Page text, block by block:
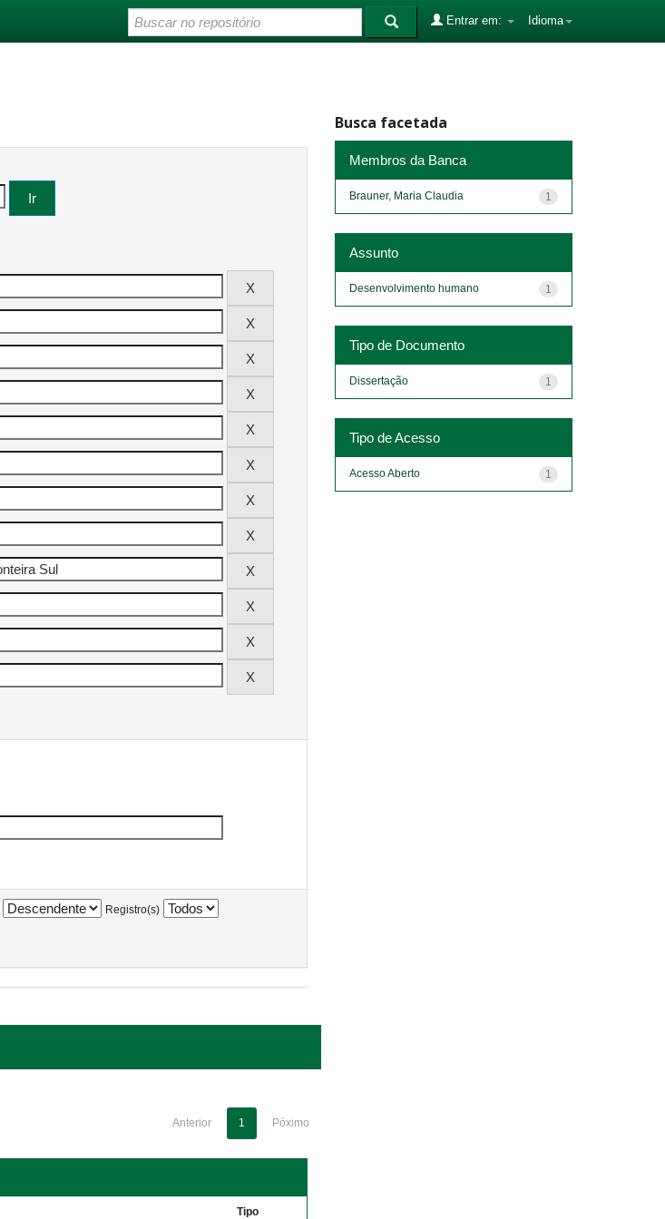
Idioma
Entrar em:
Registro(s)
Anterior 1 Póximo
Tipo
Busca facetada
Membros da Banca
1
Brauner, Maria Claudia
Assunto
1
Desenvolvimento humano
Tipo de Documento
1
Dissertação
Tipo de Acesso
1
Acesso Aberto